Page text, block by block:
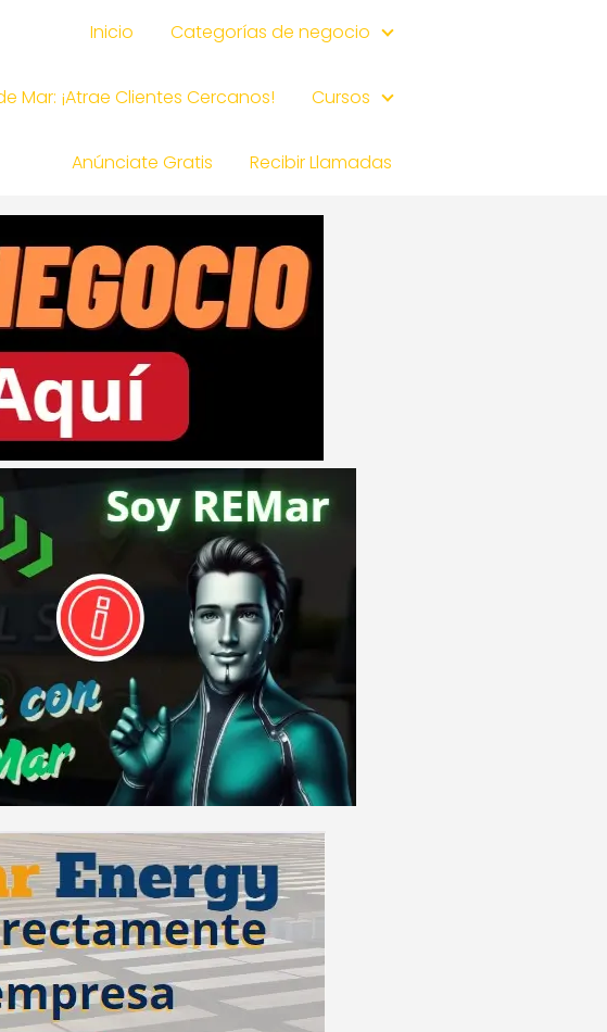
Inicio Categorías de negocio
Mar: ¡Atrae Clientes Cercanos! Cursos
Anúnciate Gratis Recibir Llamadas